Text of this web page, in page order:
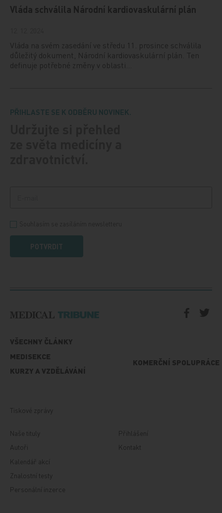
Vláda schválila Národní kardiovaskulární plán
Vláda na svém zasedání ve středu 11. prosince schválila
důležitý dokument, Národní kardiovaskulární plán. Ten
definuje potřebné změny v oblasti…
PŘIHLASTE SE K ODBĚRU NOVINEK.
POTVRDIT
VŠECHNY ČLÁNKY
MEDISEKCE
KURZY A VZDĚLÁVÁNÍ
KOMERČNÍ SPOLUPRÁCE
Tiskové zprávy
Naše tituly
Autoři
Kalendář akcí
Znalostní testy
Personální inzerce
Přihlášení
Kontakt